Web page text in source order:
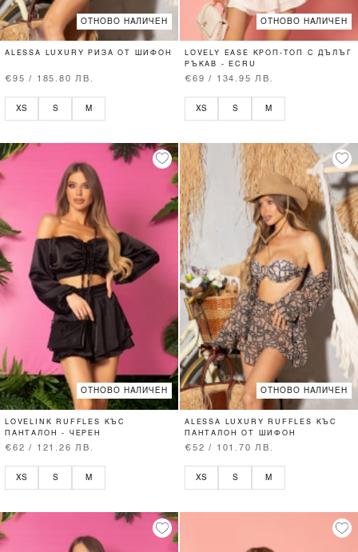
ОТНОВО НАЛИЧЕН
ALESSA LUXURY РИЗА ОТ ШИФОН
€95 / 185.80 ЛВ.
XS S M
ОТНОВО НАЛИЧЕН
LOVELY EASE КРОП-ТОП С ДЪЛЪГ
РЪКАВ - ECRU
€69 / 134.95 ЛВ.
XS S M
ОТНОВО НАЛИЧЕН
LOVELINK RUFFLES КЪС
ПАНТАЛОН - ЧЕРЕН
€62 / 121.26 ЛВ.
XS S M
ОТНОВО НАЛИЧЕН
ALESSA LUXURY RUFFLES КЪС
ПАНТАЛОН ОТ ШИФОН
€52 / 101.70 ЛВ.
XS S M